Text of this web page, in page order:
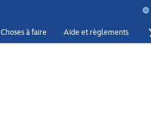
Choses à faire Aide et règlements